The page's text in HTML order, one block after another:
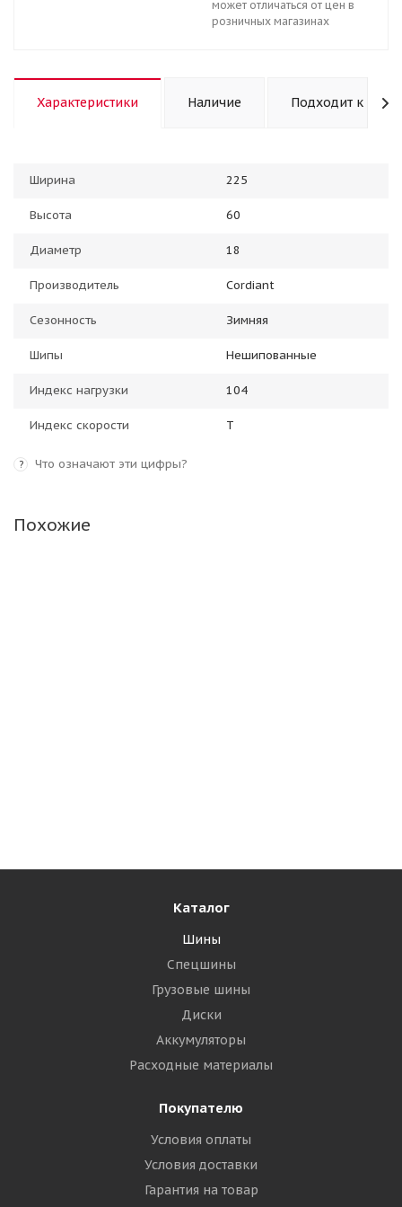
может отличаться от цен в
розничных магазинах
Характеристики Наличие Подходит к авто
Ширина 225
Высота 60
Диаметр 18
Производитель Cordiant
Сезонность Зимняя
Шипы Нешипованные
Индекс нагрузки 104
Индекс скорости T
? Что означают эти цифры?
Похожие
Каталог
Шины
Спецшины
Грузовые шины
Диски
Аккумуляторы
Расходные материалы
Покупателю
Условия оплаты
Условия доставки
Гарантия на товар